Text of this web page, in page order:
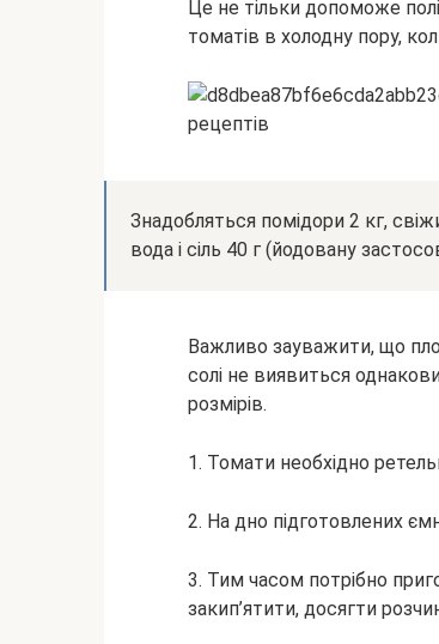
Це не тільки допоможе
томатів в холодну пору,
Знадобляться помідори 2 кг,
вода і сіль 40 г (йодовану
Важливо зауважити, що
солі не виявиться
розмірів.
1. Томати необхідно
2. На дно підготовлених
3. Тим часом потрібно
закип’ятити, досягти